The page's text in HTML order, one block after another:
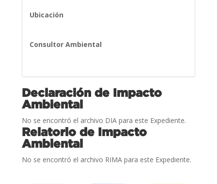
Ubicación
Consultor Ambiental
Declaración de Impacto
Ambiental
No se encontró el archivo DIA para este Expediente.
Relatorio de Impacto
Ambiental
No se encontró el archivo RIMA para este Expediente.